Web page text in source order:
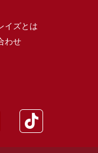
イズとは
わせ